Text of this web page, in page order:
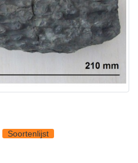
Soortenlijst